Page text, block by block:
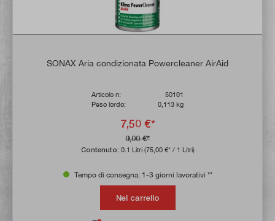
SONAX Aria condizionata Powercleaner AirAid
Articolo n:
50101
Peso lordo:
0,113 kg
7,50 €*
9,00 €*
Contenuto: 0.1 Litri (75,00 €* / 1 Litri)
Tempo di consegna: 1-3 giorni lavorativi **
Nel carrello